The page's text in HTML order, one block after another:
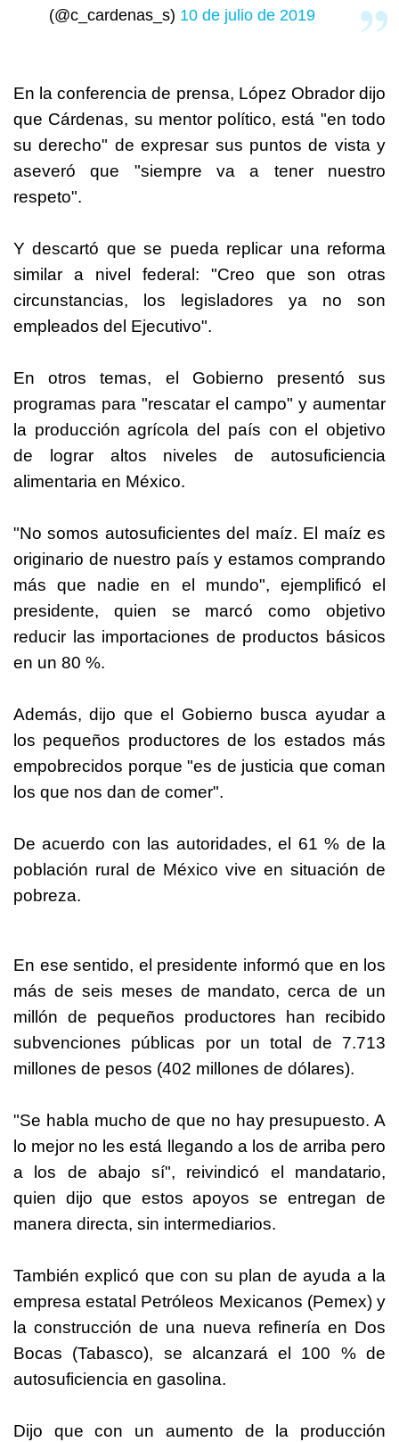
(@c_cardenas_s) 10 de julio de 2019
En la conferencia de prensa, López Obrador dijo
que Cárdenas, su mentor político, está "en todo
su derecho" de expresar sus puntos de vista y
aseveró que "siempre va a tener nuestro
respeto".
Y descartó que se pueda replicar una reforma
similar a nivel federal: "Creo que son otras
circunstancias, los legisladores ya no son
empleados del Ejecutivo".
En otros temas, el Gobierno presentó sus
programas para "rescatar el campo" y aumentar
la producción agrícola del país con el objetivo
de lograr altos niveles de autosuficiencia
alimentaria en México.
"No somos autosuficientes del maíz. El maíz es
originario de nuestro país y estamos comprando
más que nadie en el mundo", ejemplificó el
presidente, quien se marcó como objetivo
reducir las importaciones de productos básicos
en un 80 %.
Además, dijo que el Gobierno busca ayudar a
los pequeños productores de los estados más
empobrecidos porque "es de justicia que coman
los que nos dan de comer".
De acuerdo con las autoridades, el 61 % de la
población rural de México vive en situación de
pobreza.
En ese sentido, el presidente informó que en los
más de seis meses de mandato, cerca de un
millón de pequeños productores han recibido
subvenciones públicas por un total de 7.713
millones de pesos (402 millones de dólares).
"Se habla mucho de que no hay presupuesto. A
lo mejor no les está llegando a los de arriba pero
a los de abajo sí", reivindicó el mandatario,
quien dijo que estos apoyos se entregan de
manera directa, sin intermediarios.
También explicó que con su plan de ayuda a la
empresa estatal Petróleos Mexicanos (Pemex) y
la construcción de una nueva refinería en Dos
Bocas (Tabasco), se alcanzará el 100 % de
autosuficiencia en gasolina.
Dijo que con un aumento de la producción